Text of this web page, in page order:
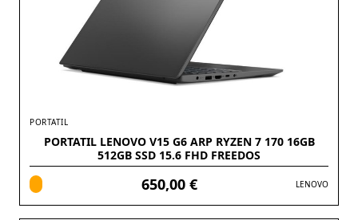
PORTATIL
PORTATIL LENOVO V15 G6 ARP RYZEN 7 170 16GB
512GB SSD 15.6 FHD FREEDOS
650,00 € LENOVO